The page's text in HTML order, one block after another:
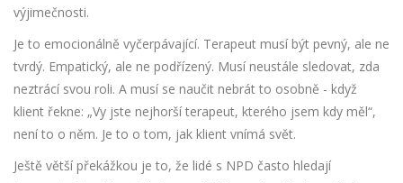
výjimečnosti.
Je to emocionálně vyčerpávající. Terapeut musí být pevný, ale ne
tvrdý. Empatický, ale ne podřízený. Musí neustále sledovat, zda
neztrácí svou roli. A musí se naučit nebrát to osobně - když
klient řekne: „Vy jste nejhorší terapeut, kterého jsem kdy měl“,
není to o něm. Je to o tom, jak klient vnímá svět.
Ještě větší překážkou je to, že lidé s NPD často hledají